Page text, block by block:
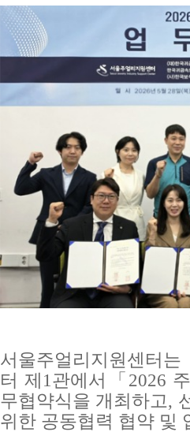
서울주얼리지원센터
터 제1관에서「2026
무협약식을 개최하고,
위한 공동협력 협약 및